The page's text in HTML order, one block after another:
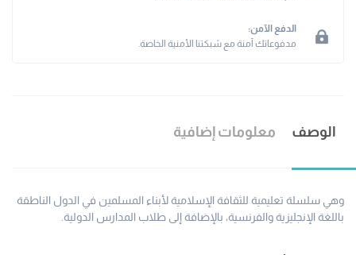
الدفع الآمن:
مدفوعاتك آمنة مع شبكتنا الأمنية الخاصة.
الوصف معلومات إضافية
وهي سلسلة تعليمية للثقافة الإسلامية لأبناء المسلمين في الدول الناطقة
باللغة الإنجليزية والفرنسية، بالإضافة إلى طلاب المدارس الدولية.